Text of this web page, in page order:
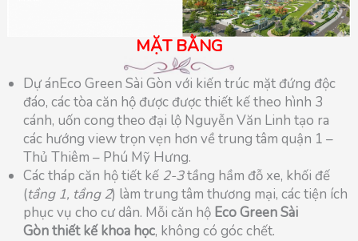
MẶT BẰNG
Dự ánEco Green Sài Gòn với kiến trúc mặt đứng độc
đáo, các tòa căn hộ được được thiết kế theo hình 3
cánh, uốn cong theo đại lộ Nguyễn Văn Linh tạo ra
các hướng view trọn vẹn hơn về trung tâm quận 1 –
Thủ Thiêm – Phú Mỹ Hưng.
Các tháp căn hộ tiết kế 2-3tầng hầm đỗ xe, khối đế
(tầng 1, tầng 2) làm trung tâm thương mại, các tiện ích
phục vụ cho cư dân. Mỗi căn hộ Eco Green Sài
Gòn thiết kế khoa học, không có góc chết.